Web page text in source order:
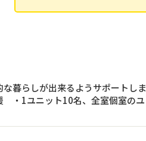
暮らしが出来るようサポートしま
・1ユニット10名、全室個室のユ